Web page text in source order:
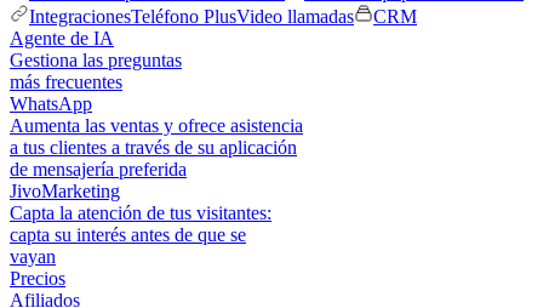
IntegracionesTeléfono PlusVideo llamadas
CRM
Agente de IA
Gestiona las preguntas
más frecuentes
WhatsApp
Aumenta las ventas y ofrece asistencia
a tus clientes a través de su aplicación
de mensajería preferida
JivoMarketing
Capta la atención de tus visitantes:
capta su interés antes de que se
vayan
Precios
Afiliados